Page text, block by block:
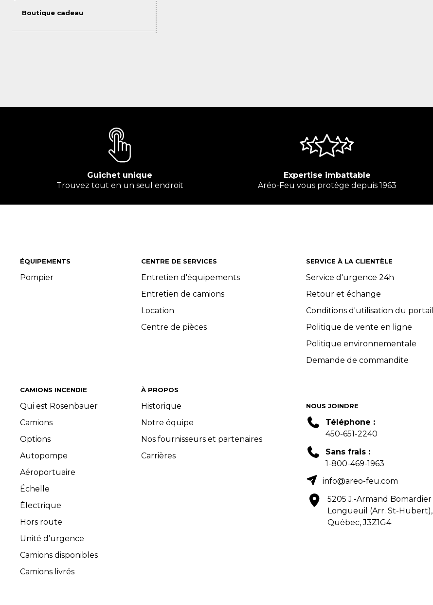
Boutique cadeau
Guichet unique
Trouvez tout en un seul endroit
Expertise imbattable
Aréo-Feu vous protège depuis 1963
ÉQUIPEMENTS
Pompier
CAMIONS INCENDIE
Qui est Rosenbauer
Camions
Options
Autopompe
Aéroportuaire
Échelle
Électrique
Hors route
Unité d’urgence
Camions disponibles
Camions livrés
CENTRE DE SERVICES
Entretien d'équipements
Entretien de camions
Location
Centre de pièces
À PROPOS
Historique
Notre équipe
Nos fournisseurs et partenaires
Carrières
SERVICE À LA CLIENTÈLE
Service d'urgence 24h
Retour et échange
Conditions d'utilisation du portail
Politique de vente en ligne
Politique environnementale
Demande de commandite
NOUS JOINDRE
Téléphone :
450-651-2240
Sans frais :
1-800-469-1963
info@areo-feu.com
5205 J.-Armand Bomardier
Longueuil (Arr. St-Hubert),
Québec, J3Z1G4